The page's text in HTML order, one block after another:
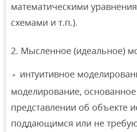
математическими
схемами и т.п.).
2. Мысленное (идеальное)
интуитивное
моделирование,
представлении об объекте
поддающимся или не